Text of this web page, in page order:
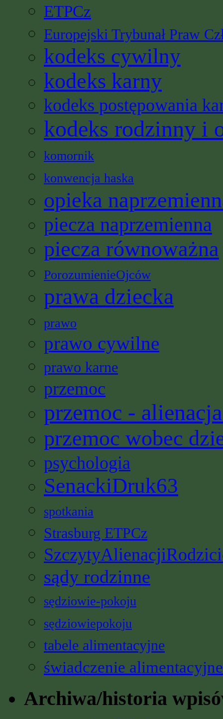
ETPCz
Europejski Trybunał Praw
kodeks cywilny
kodeks karny
kodeks postępowania
kodeks rodzinny i
komornik
konwencja haska
opieka
piecza naprzemienna
piecza równoważna
PorozumienieOjców
prawa dziecka
prawo
prawo cywilne
prawo karne
przemoc
przemoc -
przemoc wobec
psychologia
SenackiDruk63
spotkania
Strasburg ETPCz
sądy rodzinne
sędziowie-pokoju
sędziowiepokoju
tabele alimentacyjne
świadczenie alimentacyjne
Archiwa/historia